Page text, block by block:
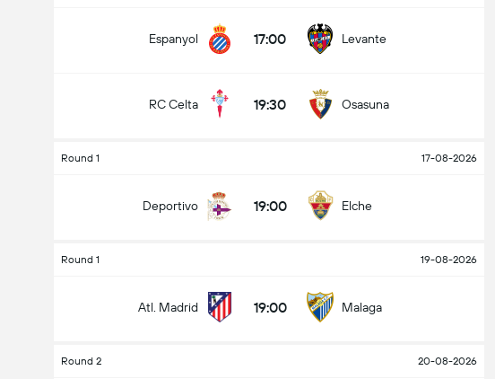
Espanyol 17:00 Levante
RC Celta 19:30 Osasuna
Round 1 17-08-2026
Deportivo 19:00 Elche
Round 1 19-08-2026
Atl. Madrid 19:00 Malaga
Round 2 20-08-2026